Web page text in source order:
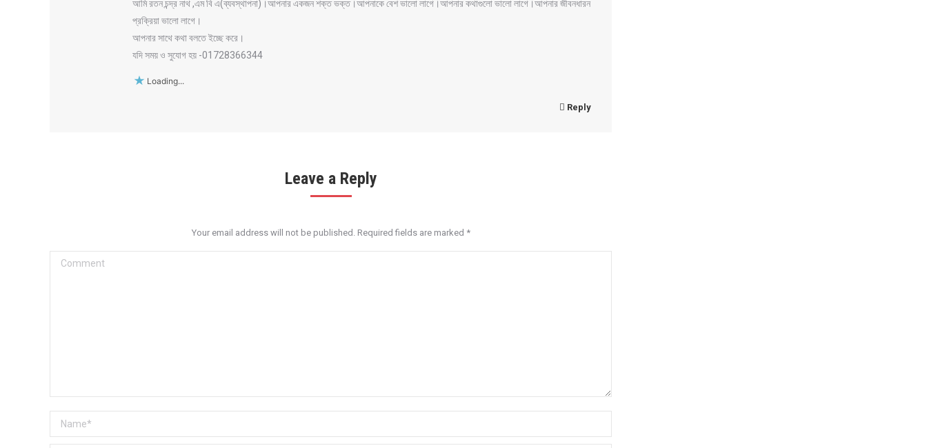
আমি রতন চন্দ্র নাথ ,এম বি এ(ব্যবস্থাপনা)।আপনার একজন শক্ত ভক্ত।আপনাকে বেশ ভালো লাগে।আপনার কথাগুলো ভালো লাগে।আপনার জীবনধারন
প্রক্রিয়া ভালো লাগে।
আপনার সাথে কথা বলতে ইচ্ছে করে।
যদি সময় ও সুযোগ হয় -01728366344
Loading...
Reply
Leave a Reply
Your email address will not be published. Required fields are marked *
Comment
Name *